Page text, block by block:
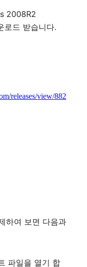
2008R2
드 받습니다.
releases/view/882
하여 보면 다음과
파일을 열기 합